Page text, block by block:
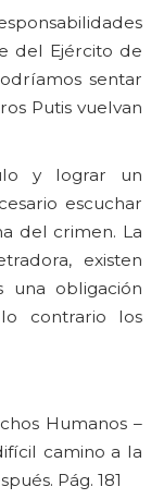
del Ejército de
sentar
Putis vuelvan
y lograr un
escuchar
del crimen. La
existen
una obligación
contrario los
Humanos –
camino a la
Pág. 181